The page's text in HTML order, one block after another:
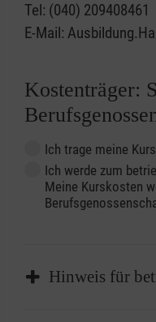
Tel: (040) 209408461
E-Mail:
Kostenträger:
Ich trage meine
Ich werde zum
Meine Kurskosten
Hinweis für